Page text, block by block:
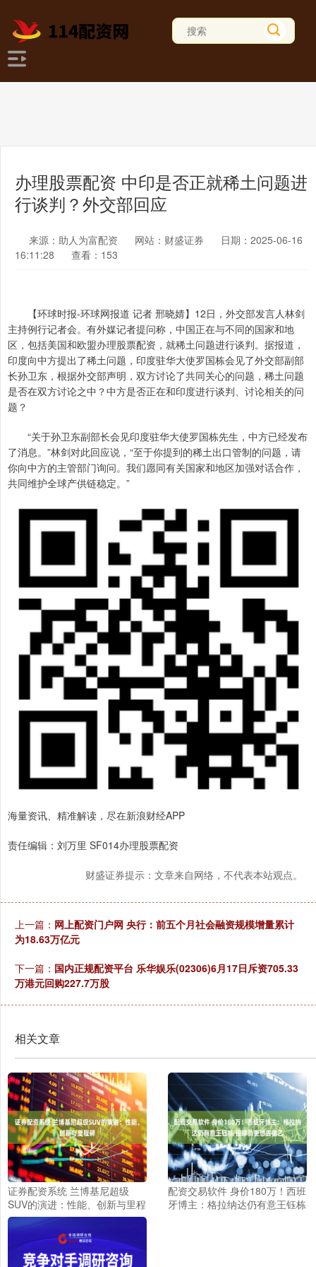
办理股票配资 中印是否正就稀土问题进
行谈判？外交部回应
来源：助人为富配资 网站：财盛证券
日期：2025-06-16
16:11:28
查看：153
【环球时报-环球网报道 记者 邢晓婧】12日，外交部发言人林剑
主持例行记者会。有外媒记者提问称，中国正在与不同的国家和地
区，包括美国和欧盟办理股票配资，就稀土问题进行谈判。据报道，
印度向中方提出了稀土问题，印度驻华大使罗国栋会见了外交部副部
长孙卫东，根据外交部声明，双方讨论了共同关心的问题，稀土问题
是否在双方讨论之中？中方是否正在和印度进行谈判、讨论相关的问
题？
“关于孙卫东副部长会见印度驻华大使罗国栋先生，中方已经发布
了消息。”林剑对此回应说，“至于你提到的稀土出口管制的问题，请
你向中方的主管部门询问。我们愿同有关国家和地区加强对话合作，
共同维护全球产供链稳定。”
海量资讯、精准解读，尽在新浪财经APP
责任编辑：刘万里 SF014办理股票配资
财盛证券提示：文章来自网络，不代表本站观点。
上一篇： 网上配资门户网 央行：前五个月社会融资规模增量累计
为18.63万亿元
下一篇： 国内正规配资平台 乐华娱乐(02306)6月17日斥资705.33
万港元回购227.7万股
相关文章
证券配资系统 兰博基尼超级
SUV的演进：性能、创新与里程
碑
配资交易软件 身价180万！西班
牙博主：格拉纳达仍有意王钰栋